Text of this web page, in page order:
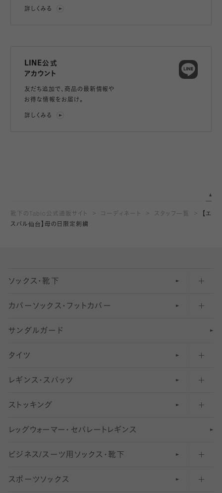
詳しくみる
LINE公式
アカウント
友だち追加で、 商品の最新情報や
お得な情報をお届け。
詳しくみる
靴下のTabio公式通販サイト コーディネート スタッフ一覧
【エ
スパル仙台】母の日限定刺繍
ソックス・靴下
五本指ソックス・靴下
足袋ソックス・靴下
無地・プレーンソックス・靴下
柄ソックス・靴下
スニーカー（くるぶし）用ソックス
アンクル・ショートソックス（くるぶし上）
クルーソックス（ふくらはぎ下）
ハイソックス
カバーソックス・フットカバー
フットカバー・カバーソックス（深め）
フットカバー・カバーソックス（ふつう）
フットカバー・カバーソックス（浅め）
サンダルガード
タイツ
30デニール以下のタイツ（薄手タイツ）
31〜40デニールタイツ
41〜60デニールタイツ
61〜80デニールタイツ
81 〜110デニールタイツ
レギンス・スパッツ
柄レギンス
無地レギンス
レギンスパンツ（レギパン）
マタニティレギンス
ストッキング
伝線しにくいストッキング
ショートストッキング
結婚式用ストッキング
レッ グ ウォー マー ・ セパレー ト レ ギンス
ビジネス/スーツ用 ソックス・靴下
匠シリーズ
スポーツソックス